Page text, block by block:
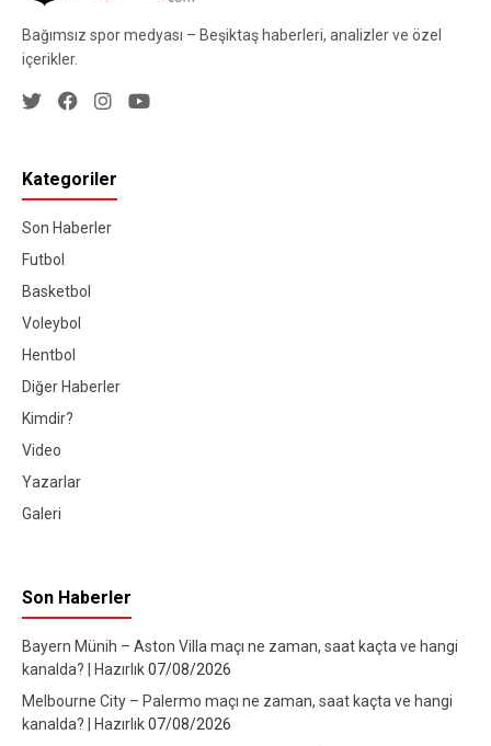
Bağımsız spor medyası – Beşiktaş haberleri, analizler ve özel
içerikler.
Kategoriler
Son Haberler
Futbol
Basketbol
Voleybol
Hentbol
Diğer Haberler
Kimdir?
Video
Yazarlar
Galeri
Son Haberler
Bayern Münih – Aston Villa maçı ne zaman, saat kaçta ve hangi
kanalda? | Hazırlık07/08/2026
Melbourne City – Palermo maçı ne zaman, saat kaçta ve hangi
kanalda? | Hazırlık07/08/2026